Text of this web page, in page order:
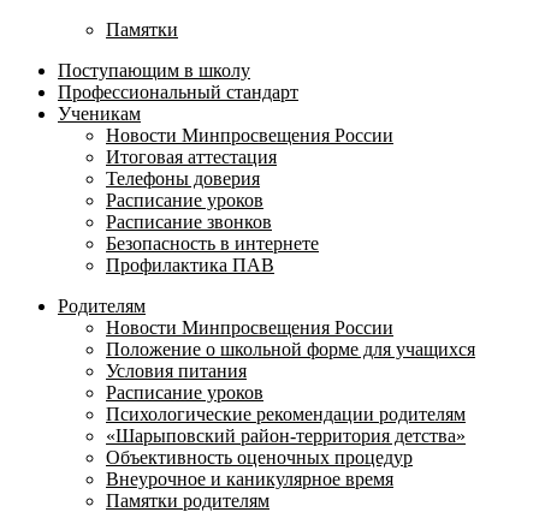
Памятки
Поступающим в школу
Профессиональный стандарт
Ученикам
Новости Минпросвещения России
Итоговая аттестация
Телефоны доверия
Расписание уроков
Расписание звонков
Безопасность в интернете
Профилактика ПАВ
Родителям
Новости Минпросвещения России
Положение о школьной форме для учащихся
Условия питания
Расписание уроков
Психологические рекомендации родителям
«Шарыповский район-территория детства»
Объективность оценочных процедур
Внеурочное и каникулярное время
Памятки родителям